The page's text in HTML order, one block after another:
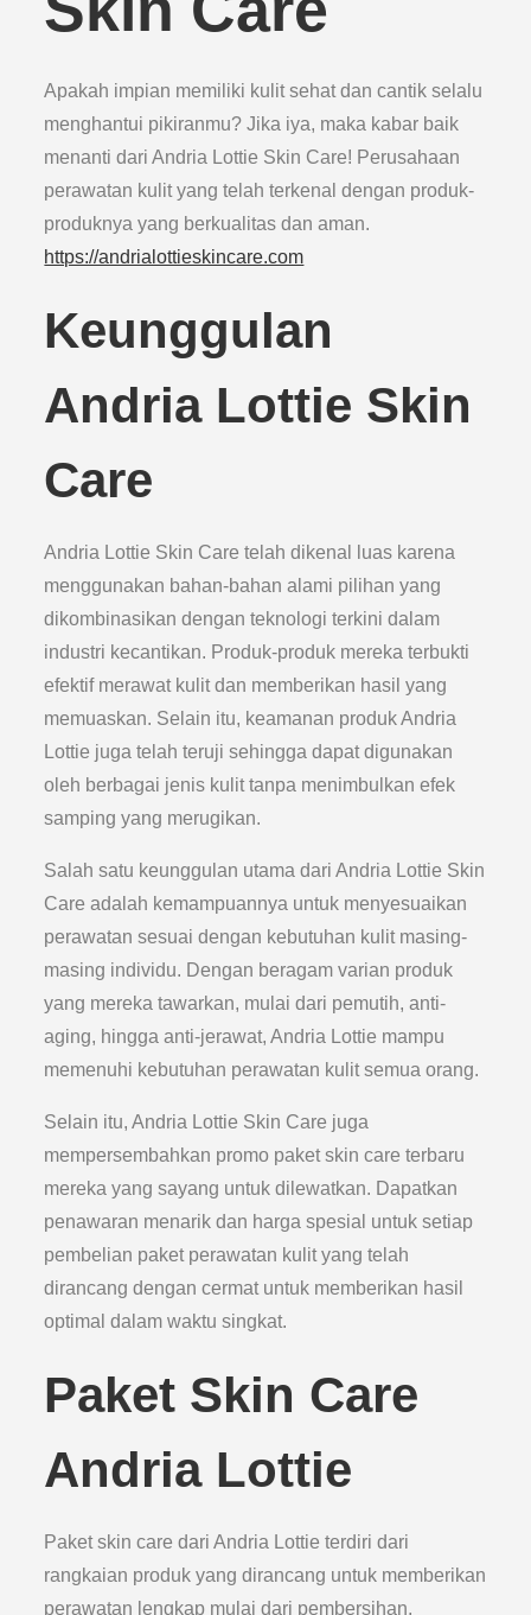
Apakah impian memiliki kulit sehat dan cantik selalu
menghantui pikiranmu? Jika iya, maka kabar baik
menanti dari Andria Lottie Skin Care! Perusahaan
perawatan kulit yang telah terkenal dengan produk-
produknya yang berkualitas dan aman.
https://andrialottieskincare.com
Keunggulan
Andria Lottie Skin
Care
Andria Lottie Skin Care telah dikenal luas karena
menggunakan bahan-bahan alami pilihan yang
dikombinasikan dengan teknologi terkini dalam
industri kecantikan. Produk-produk mereka terbukti
efektif merawat kulit dan memberikan hasil yang
memuaskan. Selain itu, keamanan produk Andria
Lottie juga telah teruji sehingga dapat digunakan
oleh berbagai jenis kulit tanpa menimbulkan efek
samping yang merugikan.
Salah satu keunggulan utama dari Andria Lottie Skin
Care adalah kemampuannya untuk menyesuaikan
perawatan sesuai dengan kebutuhan kulit masing-
masing individu. Dengan beragam varian produk
yang mereka tawarkan, mulai dari pemutih, anti-
aging, hingga anti-jerawat, Andria Lottie mampu
memenuhi kebutuhan perawatan kulit semua orang.
Selain itu, Andria Lottie Skin Care juga
mempersembahkan promo paket skin care terbaru
mereka yang sayang untuk dilewatkan. Dapatkan
penawaran menarik dan harga spesial untuk setiap
pembelian paket perawatan kulit yang telah
dirancang dengan cermat untuk memberikan hasil
optimal dalam waktu singkat.
Paket Skin Care
Andria Lottie
Paket skin care dari Andria Lottie terdiri dari
rangkaian produk yang dirancang untuk memberikan
perawatan lengkap mulai dari pembersihan,